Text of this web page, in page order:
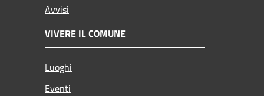
Avvisi
VIVERE IL COMUNE
Luoghi
Eventi